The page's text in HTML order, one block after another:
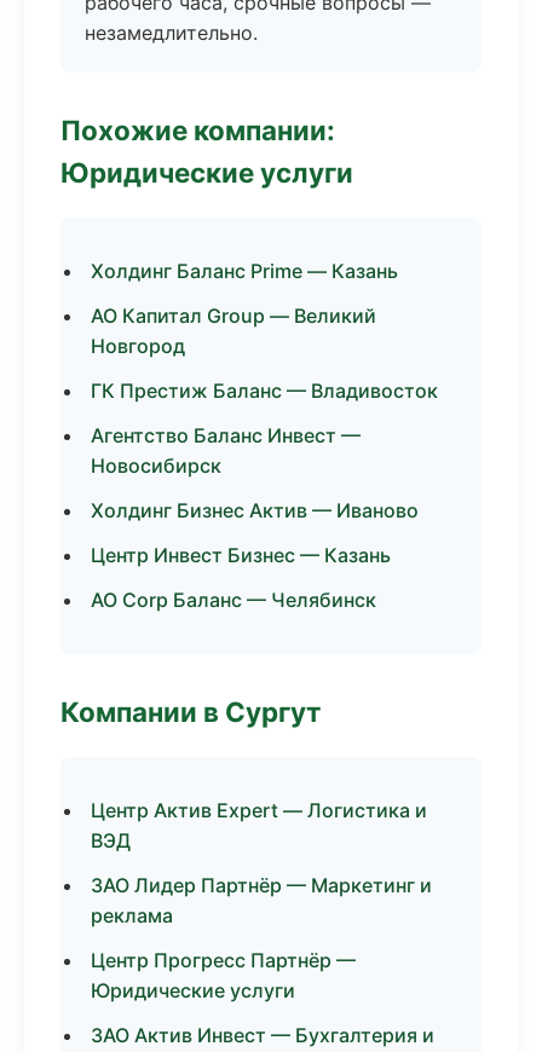
незамедлительно.
Похожие компании:
Юридические услуги
Холдинг Баланс Prime — Казань
АО Капитал Group — Великий
Новгород
ГК Престиж Баланс — Владивосток
Агентство Баланс Инвест —
Новосибирск
Холдинг Бизнес Актив — Иваново
Центр Инвест Бизнес — Казань
АО Corp Баланс — Челябинск
Компании в Сургут
Центр Актив Expert — Логистика и
ВЭД
ЗАО Лидер Партнёр — Маркетинг и
реклама
Центр Прогресс Партнёр —
Юридические услуги
ЗАО Актив Инвест — Бухгалтерия и